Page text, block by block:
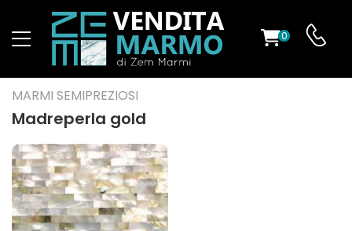
0
MARMI SEMIPREZIOSI
Madreperla gold